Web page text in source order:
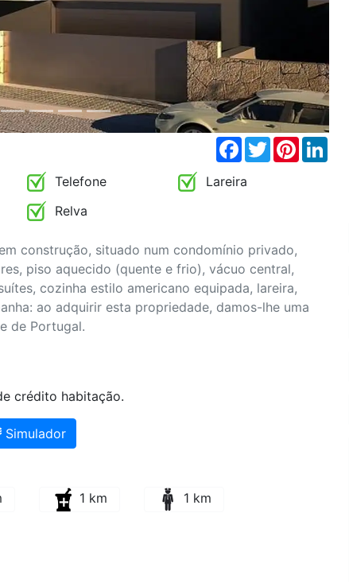
Facebook
TwitterPinterest
Telefone
Lareira
Relva
construção, situado num condomínio privado,
piso aquecido (quente e frio), vácuo central,
cozinha estilo americano equipada, lareira,
ao adquirir esta propriedade, damos-lhe uma
de Portugal.
crédito habitação.
Simulador
1 km 1 km